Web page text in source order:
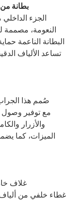
بطانة من
الجزء
النعومة، مصممة
البطانة الناعمة
تساعد الألياف
صُمم هذا
والأزرار
الميزات، كما
غلاف
غطاء خلفي من